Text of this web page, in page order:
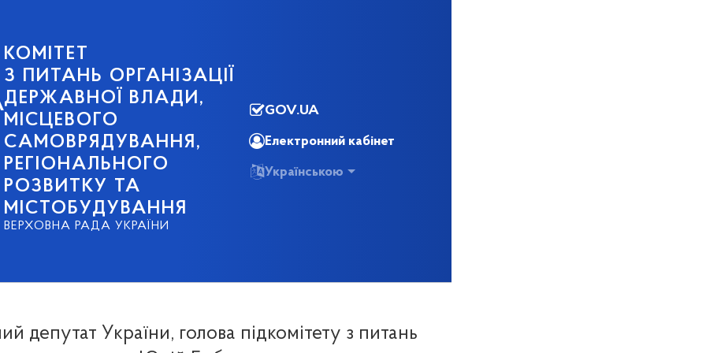
КОМІТЕТ
З ПИТАНЬ ОРГАНІЗАЦІЇ
ДЕРЖАВНОЇ ВЛАДИ,
МІСЦЕВОГО
САМОВРЯДУВАННЯ,
РЕГІОНАЛЬНОГО
РОЗВИТКУ ТА
МІСТОБУДУВАННЯ
ВЕРХОВНА РАДА УКРАЇНИ
GOV.UA
Електронний кабінет
Українською
депутат України, голова підкомітету з питань